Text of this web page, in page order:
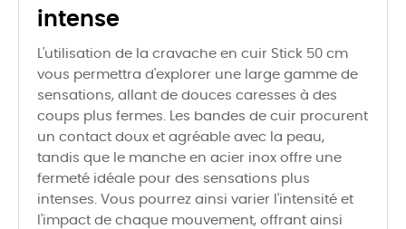
intense
L'utilisation de la cravache en cuir Stick 50 cm
vous permettra d'explorer une large gamme de
sensations, allant de douces caresses à des
coups plus fermes. Les bandes de cuir procurent
un contact doux et agréable avec la peau,
tandis que le manche en acier inox offre une
fermeté idéale pour des sensations plus
intenses. Vous pourrez ainsi varier l'intensité et
l'impact de chaque mouvement, offrant ainsi